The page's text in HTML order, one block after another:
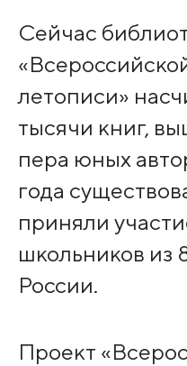
Сейчас
летописи»
тысячи книг,
пера юных
года
приняли
школьников из
России.
Проект